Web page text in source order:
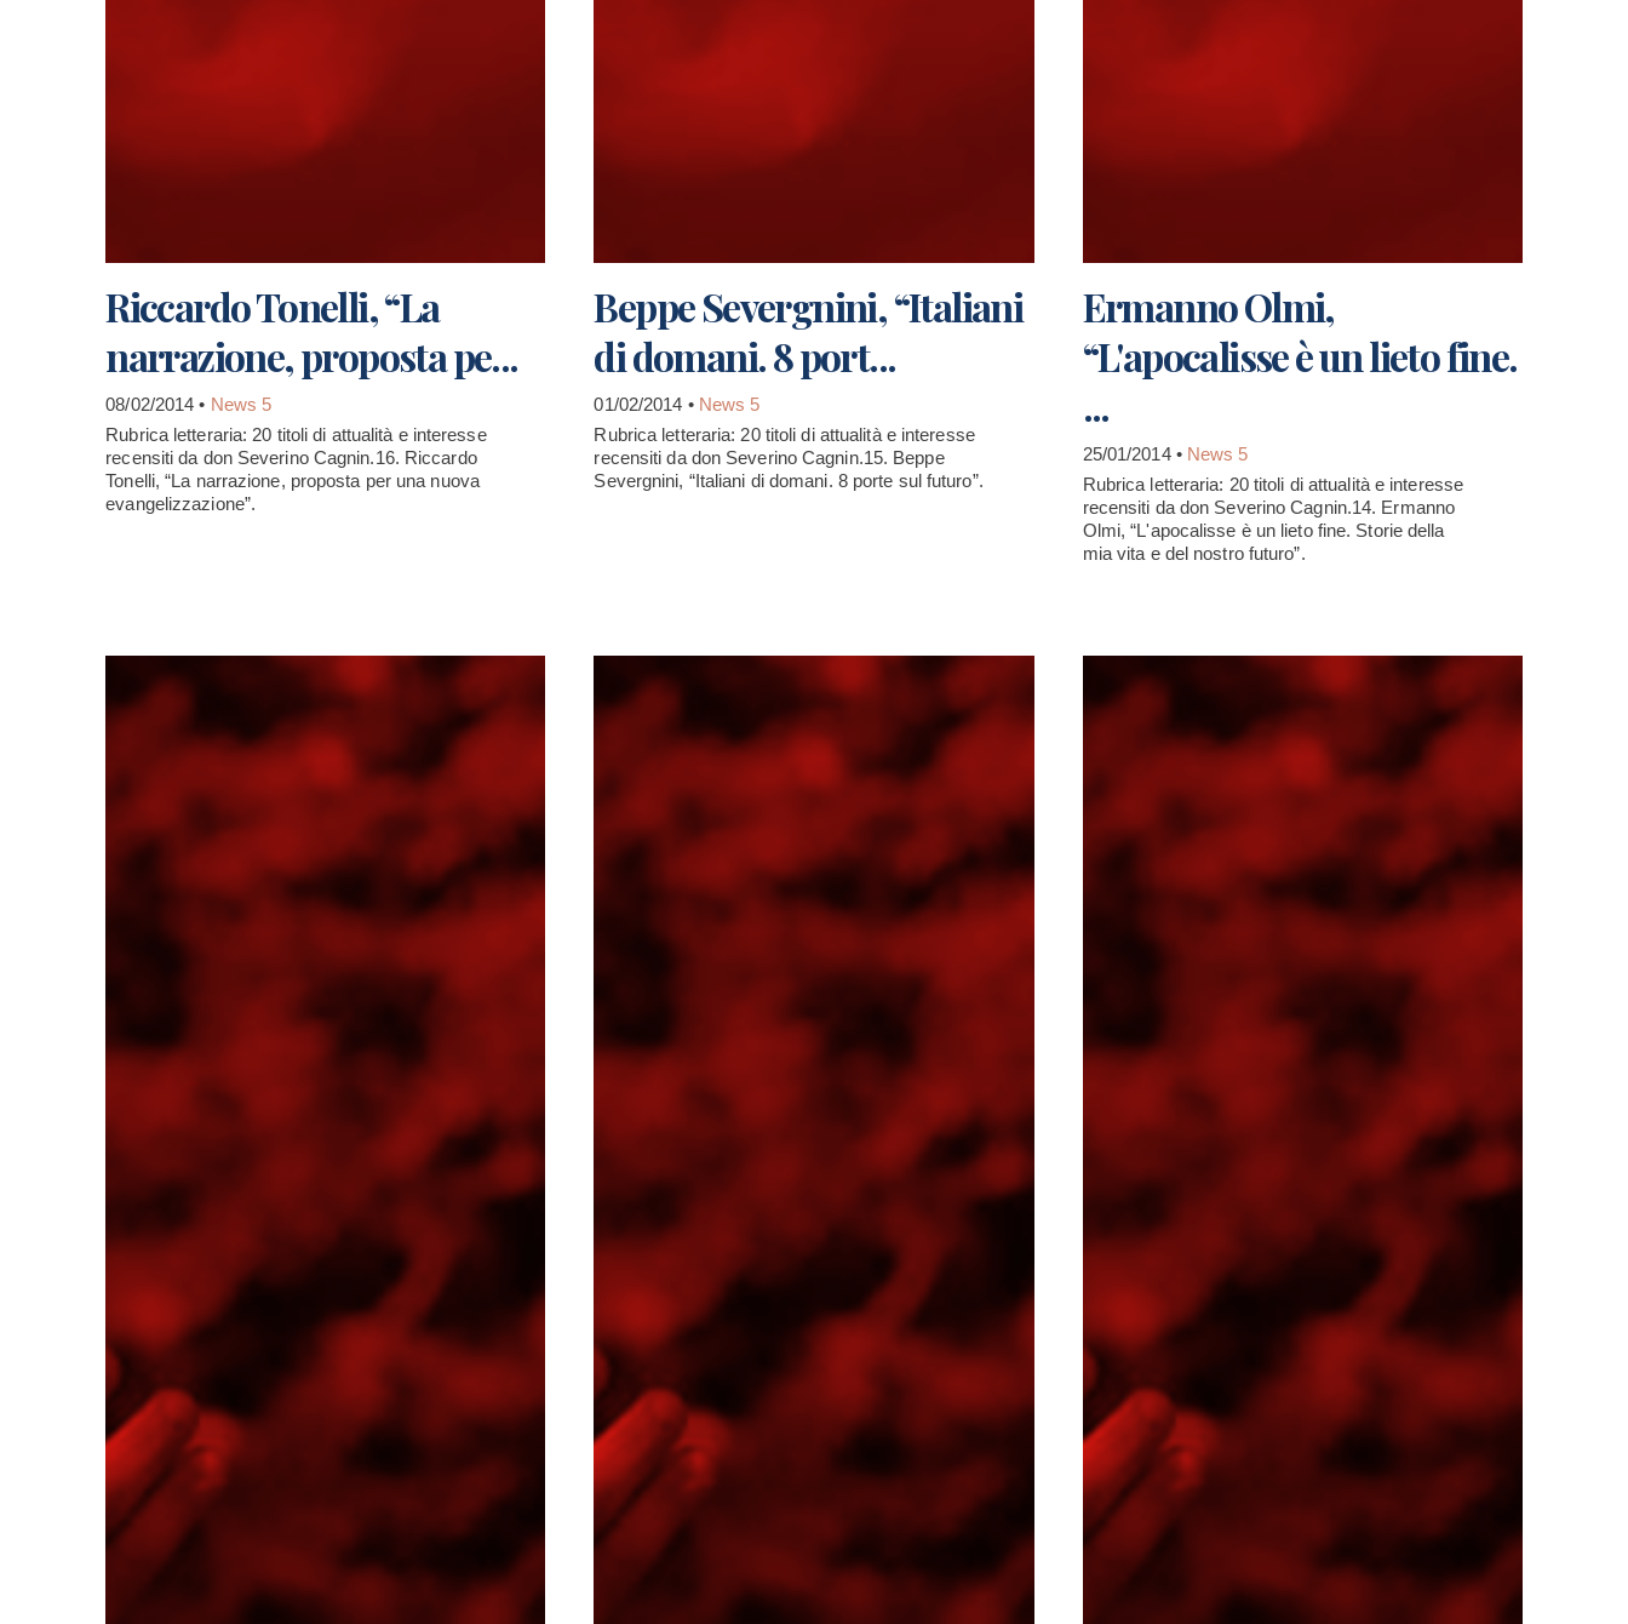
Riccardo Tonelli, “La
narrazione, proposta pe...
08/02/2014 • News 5
Rubrica letteraria: 20 titoli di attualità e interesse
recensiti da don Severino Cagnin.16. Riccardo
Tonelli, “La narrazione, proposta per una nuova
evangelizzazione”.
Beppe Severgnini, “Italiani
di domani. 8 port...
01/02/2014 • News 5
Rubrica letteraria: 20 titoli di attualità e interesse
recensiti da don Severino Cagnin.15. Beppe
Severgnini, “Italiani di domani. 8 porte sul futuro”.
Ermanno Olmi,
“L'apocalisse è un lieto fine.
...
25/01/2014 • News 5
Rubrica letteraria: 20 titoli di attualità e interesse
recensiti da don Severino Cagnin.14. Ermanno
Olmi, “L'apocalisse è un lieto fine. Storie della
mia vita e del nostro futuro”.